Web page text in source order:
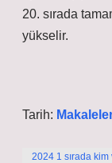
20. sırada
yükselir.
Tarih:
2024 1 sırada kim